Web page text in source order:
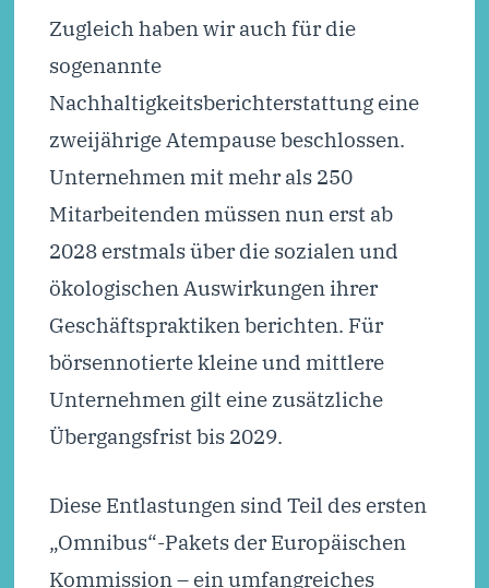
Zugleich haben wir auch für die
sogenannte
Nachhaltigkeitsberichterstattung eine
zweijährige Atempause beschlossen.
Unternehmen mit mehr als 250
Mitarbeitenden müssen nun erst ab
2028 erstmals über die sozialen und
ökologischen Auswirkungen ihrer
Geschäftspraktiken berichten. Für
börsennotierte kleine und mittlere
Unternehmen gilt eine zusätzliche
Übergangsfrist bis 2029.
Diese Entlastungen sind Teil des ersten
„Omnibus“-Pakets der Europäischen
Kommission – ein umfangreiches